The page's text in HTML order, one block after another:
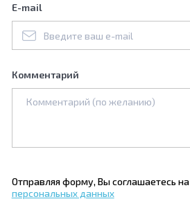
E-mail
Комментарий
Отправляя форму, Вы соглашаетесь на
персональных данных